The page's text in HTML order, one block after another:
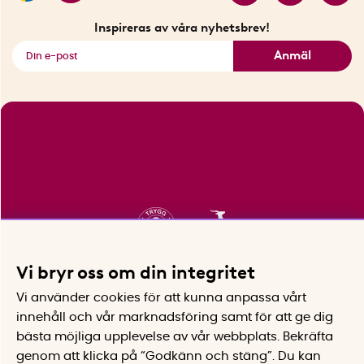
Inspireras av våra nyhetsbrev!
Anmäl
Vi bryr oss om din integritet
Vi använder cookies för att kunna anpassa vårt
innehåll och vår marknadsföring samt för att ge dig
bästa möjliga upplevelse av vår webbplats.
Bekräfta
genom att klicka på “Godkänn och stäng”. Du kan